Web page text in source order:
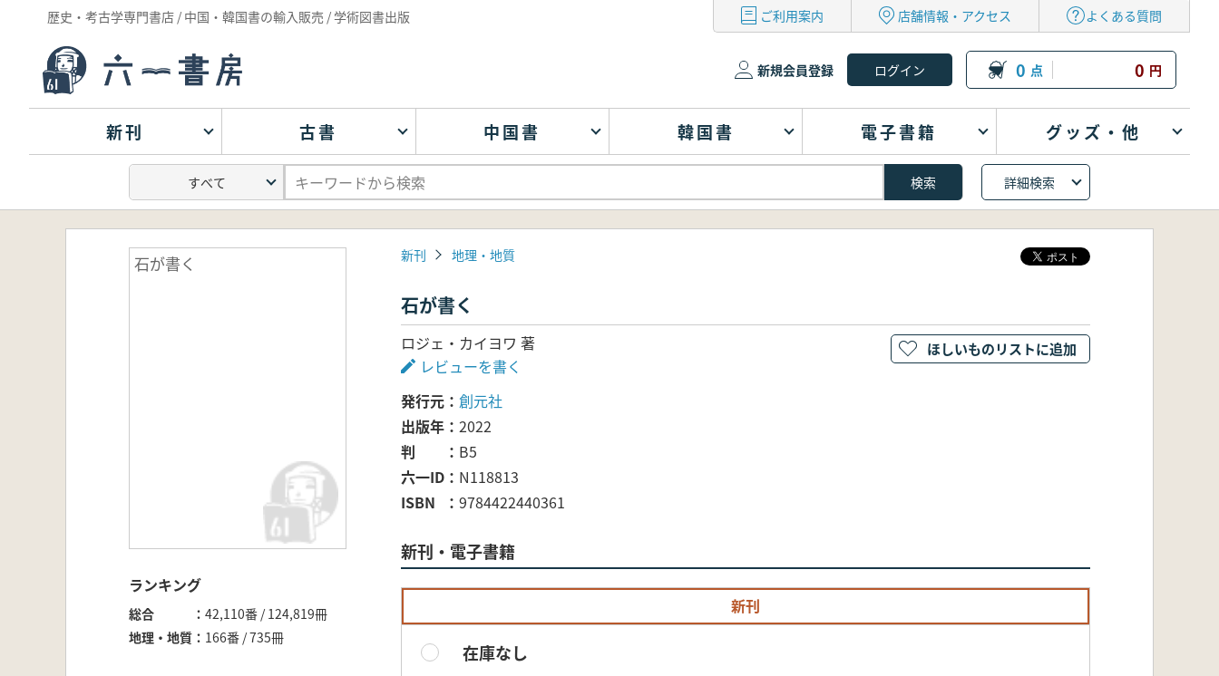
歴史・考古学専門書店 / 中国・韓国書の輸入販売 / 学術図書出版 ご利用案内 店舗情報・アクセス よくある質問
新規会員登録 0 点 0 円
新刊 古書 中国書 韓国書 電子書籍 グッズ・他
詳細検索
石が書く
ランキング
総合
42,110番 / 124,819冊
地理・地質
166番 / 735冊
新刊 地理・地質
石が書く
ロジェ・カイヨワ 著
レビューを書く
発行元
創元社
出版年
2022
判
B5
六一ID
N118813
ISBN
9784422440361
新刊・電子書籍
新刊
在庫なし
ほしいものリストに追加